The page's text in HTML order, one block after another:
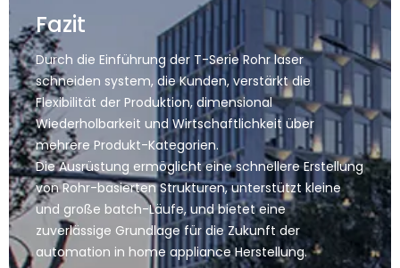
Fazit
Durch die Einführung der T-Serie Rohr laser
schneiden system, die Kunden, verstärkt die
Flexibilität der Produktion, dimensional
Wiederholbarkeit und Wirtschaftlichkeit über
mehrere Produkt-Kategorien.
Die Ausrüstung ermöglicht eine schnellere Erstellung
von Rohr-basierten Strukturen, unterstützt kleine
und große batch-Läufe, und bietet eine
zuverlässige Grundlage für die Zukunft der
automation in home appliance Herstellung.